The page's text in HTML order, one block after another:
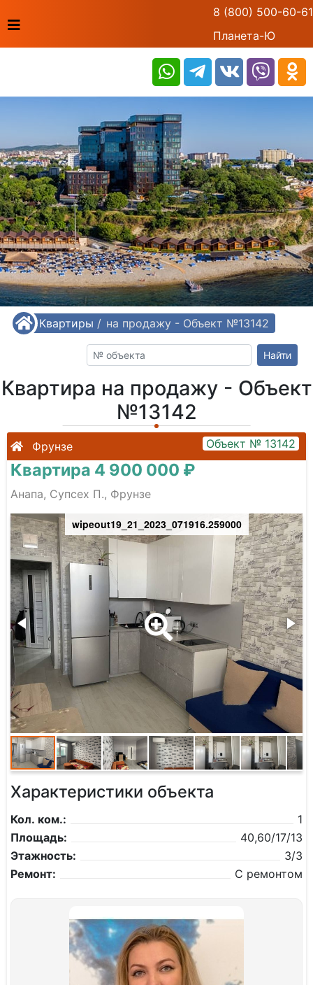
8 (800) 500-60-61
Планета-Ю
/ Квартиры /
Квартира на продажу - Объект №13142
Найти
Квартира на продажу - Объект
№13142
Фрунзе Объект № 13142
Квартира 4 900 000 ₽
Анапа, Супсех П., Фрунзе
wipeout19_21_2023_071916.259000
Характеристики объекта
Кол. ком.:
1
Площадь:
40,60/17/13
Этажность:
3/3
Ремонт:
С ремонтом